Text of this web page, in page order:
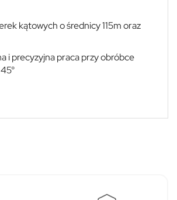
kątowych o średnicy 115m oraz
i precyzyjna praca przy obróbce